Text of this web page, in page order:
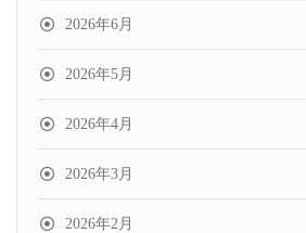
2026年6月
2026年5月
2026年4月
2026年3月
2026年2月